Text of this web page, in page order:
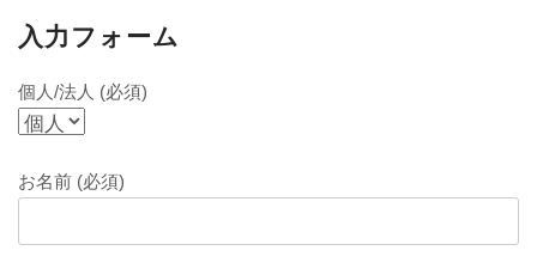
入力フォーム
個人/法人 (必須)
お名前 (必須)